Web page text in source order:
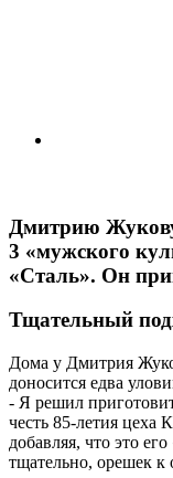
Дмитрию
3 «мужского
«Сталь». Он
Тщательный
Дома у Дмитрия
доносится едва
- Я решил
честь 85-летия
добавляя, что это
тщательно, орешек к